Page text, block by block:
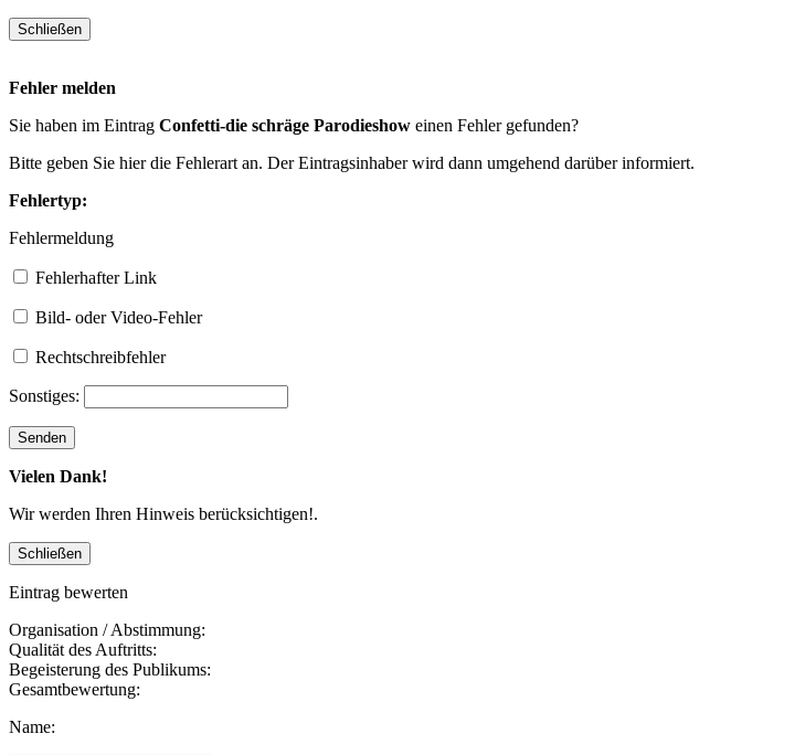
Fehler melden
Sie haben im Eintrag Confetti-die schräge Parodieshow einen Fehler gefunden?
Bitte geben Sie hier die Fehlerart an. Der Eintragsinhaber wird dann umgehend darüber informiert.
Fehlertyp:
Fehlermeldung
Fehlerhafter Link
Bild- oder Video-Fehler
Rechtschreibfehler
Sonstiges:
Vielen Dank!
Wir werden Ihren Hinweis berücksichtigen!.
Eintrag bewerten
Organisation / Abstimmung:
Qualität des Auftritts:
Begeisterung des Publikums:
Gesamtbewertung:
Name: